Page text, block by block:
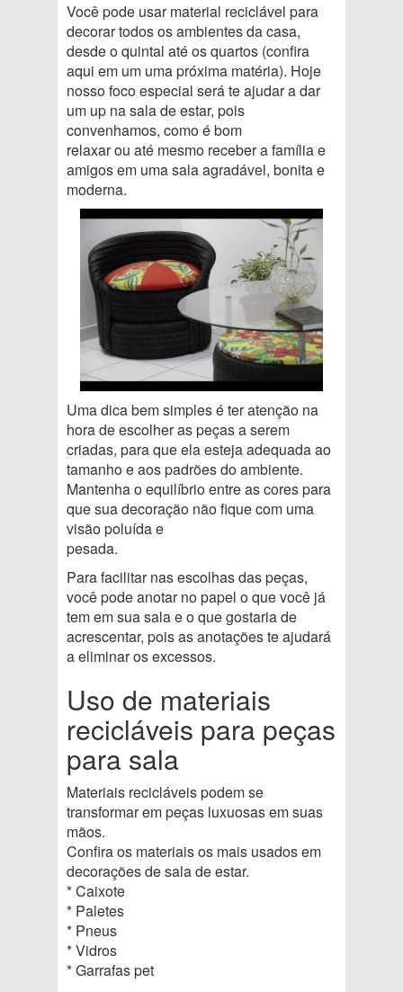
Você pode usar material reciclável para
decorar todos os ambientes da casa,
desde o quintal até os quartos (confira
aqui em um uma próxima matéria). Hoje
nosso foco especial será te ajudar a dar
um up na sala de estar, pois
convenhamos, como é bom
relaxar ou até mesmo receber a família e
amigos em uma sala agradável, bonita e
moderna.
Uma dica bem simples é ter atenção na
hora de escolher as peças a serem
criadas, para que ela esteja adequada ao
tamanho e aos padrões do ambiente.
Mantenha o equilíbrio entre as cores para
que sua decoração não fique com uma
visão poluída e
pesada.
Para facilitar nas escolhas das peças,
você pode anotar no papel o que você já
tem em sua sala e o que gostaria de
acrescentar, pois as anotações te ajudará
a eliminar os excessos.
Uso de materiais
recicláveis para peças
para sala
Materiais recicláveis podem se
transformar em peças luxuosas em suas
mãos.
Confira os materiais os mais usados em
decorações de sala de estar.
* Caixote
* Paletes
* Pneus
* Vidros
* Garrafas pet